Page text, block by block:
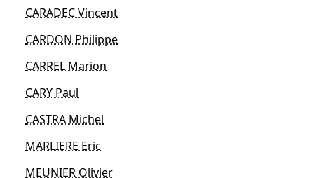
CARADEC Vincent
CARDON Philippe
CARREL Marion
CARY Paul
CASTRA Michel
MARLIERE Eric
MEUNIER Olivier